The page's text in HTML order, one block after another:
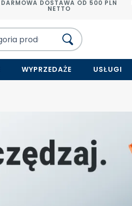
DARMOWA DOSTAWA OD 500 PLN
NETTO
WYPRZEDAŻE USŁUGI